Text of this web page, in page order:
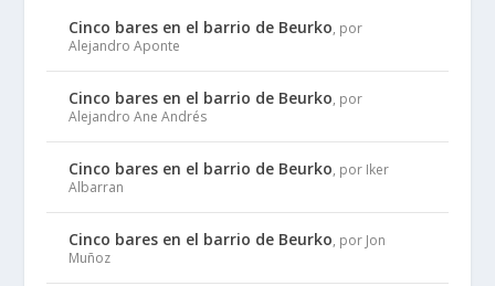
Cinco bares en el barrio de Beurko, por
Alejandro Aponte
Cinco bares en el barrio de Beurko, por
Alejandro Ane Andrés
Cinco bares en el barrio de Beurko, por Iker
Albarran
Cinco bares en el barrio de Beurko, por Jon
Muñoz